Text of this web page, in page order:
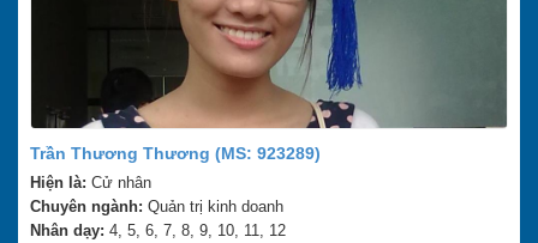
Trần Thương Thương (MS: 923289)
Hiện là: Cử nhân
Chuyên ngành: Quản trị kinh doanh
Nhân dạy: 4, 5, 6, 7, 8, 9, 10, 11, 12